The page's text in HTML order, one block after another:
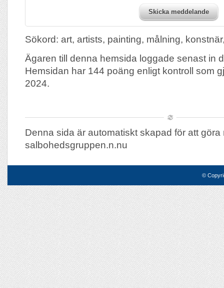
Skicka meddelande
Sökord: art, artists, painting, målning,
Ägaren till denna hemsida loggade senast in
Hemsidan har 144 poäng enligt kontroll som
2024.
Denna sida är automatiskt skapad för att göra
salbohedsgruppen.n.nu
©